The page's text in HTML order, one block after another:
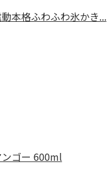
本格ふわふわ氷かき...
ゴー 600ml